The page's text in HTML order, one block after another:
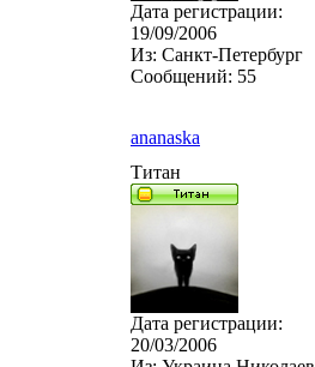
Дата регистрации:
19/09/2006
Из: Санкт-Петербург
Сообщений: 55
ananaska
Титан
Дата регистрации:
20/03/2006